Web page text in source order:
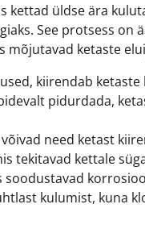
kettad üldse ära
See protsess on
mõjutavad ketaste
kiirendab
pidurdada,
need ketast
tekitavad kettale
soodustavad
kulumist, kuna